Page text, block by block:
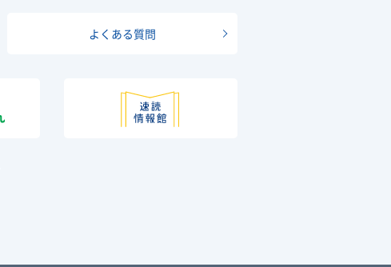
よくある質問